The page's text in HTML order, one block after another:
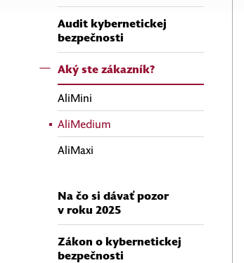
Audit kybernetickej
bezpečnosti
Aký ste zákazník?
AliMini
AliMedium
AliMaxi
Na čo si dávať pozor
v roku 2025
Zákon o kybernetickej
bezpečnosti